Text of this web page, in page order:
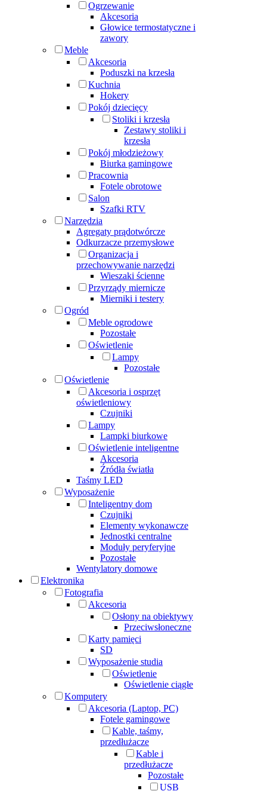
Ogrzewanie
Akcesoria
Głowice termostatyczne i
zawory
Meble
Akcesoria
Poduszki na krzesła
Kuchnia
Hokery
Pokój dziecięcy
Stoliki i krzesła
Zestawy stoliki i
krzesła
Pokój młodzieżowy
Biurka gamingowe
Pracownia
Fotele obrotowe
Salon
Szafki RTV
Narzędzia
Agregaty prądotwórcze
Odkurzacze przemysłowe
Organizacja i
przechowywanie narzędzi
Wieszaki ścienne
Przyrządy miernicze
Mierniki i testery
Ogród
Meble ogrodowe
Pozostałe
Oświetlenie
Lampy
Pozostałe
Oświetlenie
Akcesoria i osprzęt
oświetleniowy
Czujniki
Lampy
Lampki biurkowe
Oświetlenie inteligentne
Akcesoria
Źródła światła
Taśmy LED
Wyposażenie
Inteligentny dom
Czujniki
Elementy wykonawcze
Jednostki centralne
Moduły peryferyjne
Pozostałe
Wentylatory domowe
Elektronika
Fotografia
Akcesoria
Osłony na obiektywy
Przeciwsłoneczne
Karty pamięci
SD
Wyposażenie studia
Oświetlenie
Oświetlenie ciągłe
Komputery
Akcesoria (Laptop, PC)
Fotele gamingowe
Kable, taśmy,
przedłużacze
Kable i
przedłużacze
Pozostałe
USB